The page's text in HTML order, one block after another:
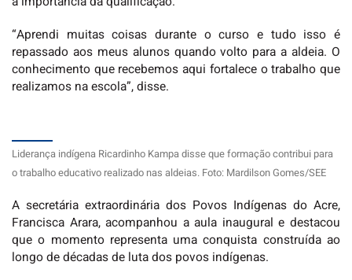
“Aprendi muitas coisas durante o curso e tudo isso é
repassado aos meus alunos quando volto para a aldeia. O
conhecimento que recebemos aqui fortalece o trabalho que
realizamos na escola”, disse.
Liderança indígena Ricardinho Kampa disse que formação contribui para
o trabalho educativo realizado nas aldeias. Foto: Mardilson Gomes/SEE
A secretária extraordinária dos Povos Indígenas do Acre,
Francisca Arara, acompanhou a aula inaugural e destacou
que o momento representa uma conquista construída ao
longo de décadas de luta dos povos indígenas.